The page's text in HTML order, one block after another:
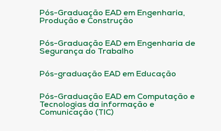
Pós-Graduação EAD em Engenharia,
Produção e Construção
Pós-Graduação EAD em Engenharia de
Segurança do Trabalho
Pós-graduação EAD em Educação
Pós-Graduação EAD em Computação e
Tecnologias da informação e
Comunicação (TIC)